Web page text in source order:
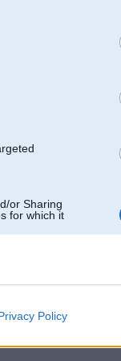
or Sharing
for which it
Policy